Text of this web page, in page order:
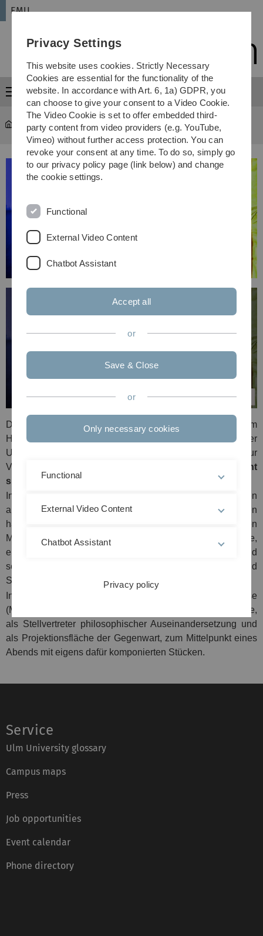
Skip
Skip
Skip
Skip
EMU
Menu
EMU ... 2019 MFA - Schattentöne
Die Projektgruppe aus Mitgliedern der
im
Haus der Kunst und der Experimentellen Musik der
Universität Ulm,
lädt Sie herzlich ein zur
Veranstaltung:
Schattentöne oder von welchem Licht
sprach Platonein.
Inspiriert vom Höhlengleichnis Platons, der berühmten
antiken Geschichte von Demjenigen, der das Licht erfahren
hat und den in der Höhle in Gefangenschaft gehaltenen
Mitmenschen über die Wahrheit der Welt berichten möchte,
entsteht ein Konzert mit einem Geflecht aus lichten und
schattigen Klängen, in Kombination mit Stimmen und
Sprache zu Live-Visuals.
In der großen Ausstellungshalle des Museums für Abgüsse
(MFA) in München werden antike Skulpturen und Objekte,
als Stellvertreter philosophischer Auseinandersetzung und
als Projektionsfläche der Gegenwart, zum Mittelpunkt eines
Abends mit eigens dafür komponierten Stücken.
Service
Ulm University glossary
Campus maps
Press
Job opportunities
Event calendar
Phone directory
Privacy Settings
This website uses cookies. Strictly Necessary
Cookies are essential for the functionality of the
website. In accordance with Art. 6, 1a) GDPR, you
can choose to give your consent to a Video Cookie.
The Video Cookie is set to offer embedded third-
party content from video providers (e.g. YouTube,
Vimeo) without further access protection. You can
revoke your consent at any time. To do so, simply go
to our privacy policy page (link below) and change
the cookie settings.
Functional
External Video Content
Chatbot Assistant
Accept all
or
Save & Close
or
Only necessary cookies
Functional
External Video Content
Chatbot Assistant
Privacy policy